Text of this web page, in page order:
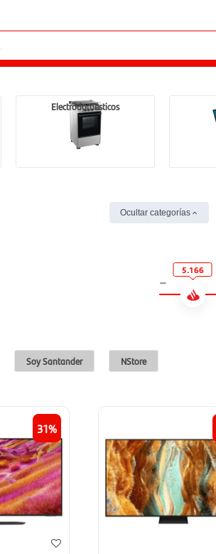
Electrodomésticos
Ocultar categorías
- 5.166
Soy Santander NStore
31